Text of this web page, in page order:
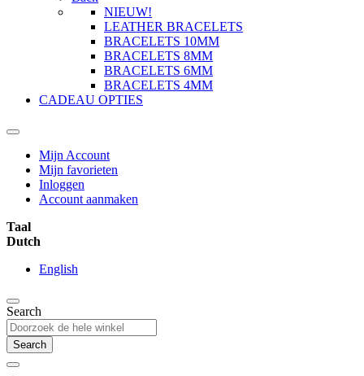
NIEUW!
LEATHER BRACELETS
BRACELETS 10MM
BRACELETS 8MM
BRACELETS 6MM
BRACELETS 4MM
CADEAU OPTIES
Mijn Account
Mijn favorieten
Inloggen
Account aanmaken
Taal
Dutch
English
Search
Search